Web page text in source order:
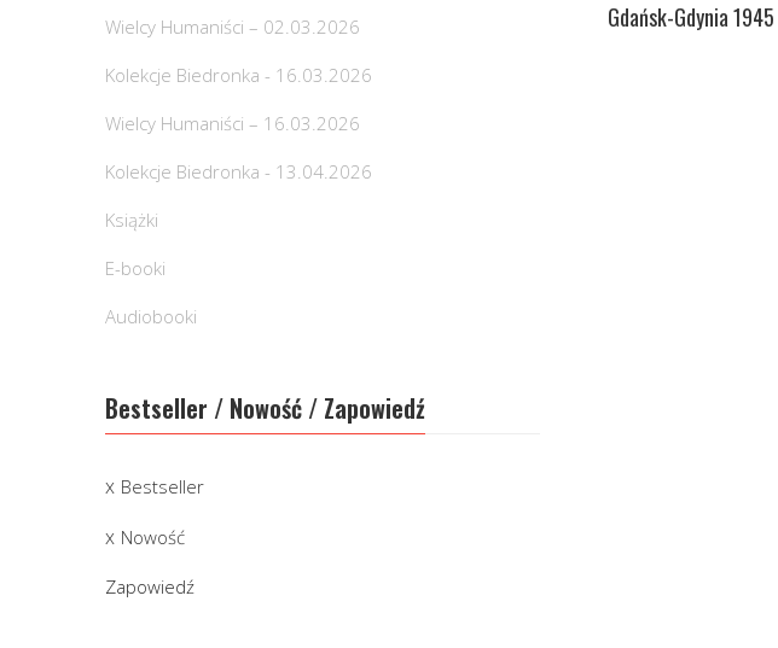
Gdańsk-Gdynia 1945
Wielcy Humaniści – 02.03.2026
Kolekcje Biedronka - 16.03.2026
Wielcy Humaniści – 16.03.2026
Kolekcje Biedronka - 13.04.2026
Książki
E-booki
Audiobooki
Bestseller / Nowość / Zapowiedź
Bestseller
Nowość
Zapowiedź